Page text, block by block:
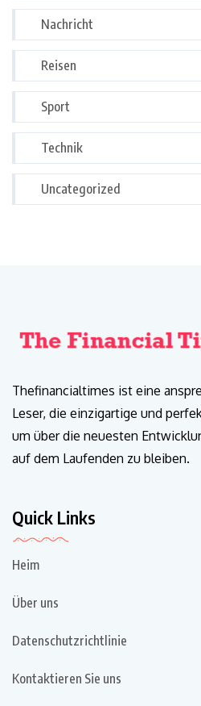
Nachricht
Reisen
Sport
Technik
Uncategorized
Thefinancialtimes ist eine
Leser, die einzigartige und
um über die neuesten
auf dem Laufenden zu bleiben.
Quick Links
Heim
Über uns
Datenschutzrichtlinie
Kontaktieren Sie uns